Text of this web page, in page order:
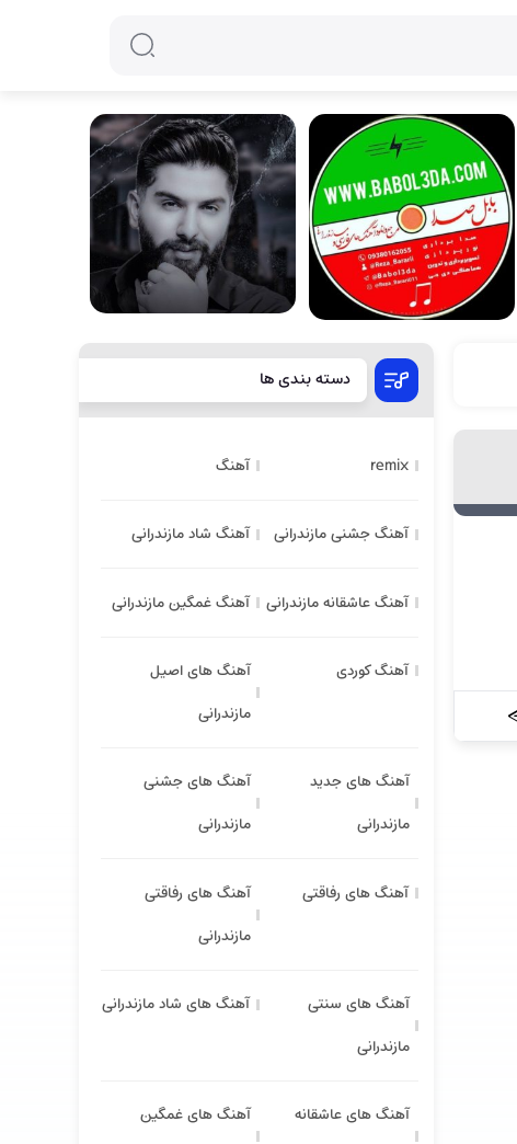
دسته بندی ها
remix آهنگ
آهنگ جشنی مازندرانی آهنگ شاد مازندرانی
آهنگ عاشقانه مازندرانی آهنگ غمگین مازندرانی
آهنگ کوردی
آهنگ های اصیل
مازندرانی
آهنگ های جدید
مازندرانی
آهنگ های جشنی
مازندرانی
آهنگ های رفاقتی
آهنگ های رفاقتی
مازندرانی
آهنگ های سنتی
مازندرانی
آهنگ های شاد مازندرانی
آهنگ های عاشقانه
آهنگ های غمگین